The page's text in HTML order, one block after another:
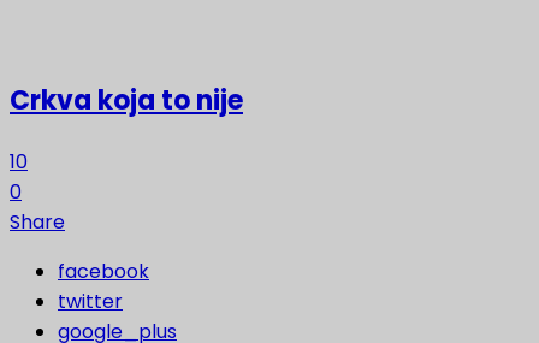
Crkva koja to nije
10
0
Share
facebook
twitter
google_plus